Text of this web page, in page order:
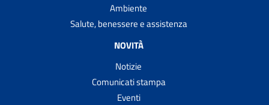
Ambiente
Salute, benessere e assistenza
NOVITÀ
Notizie
Comunicati stampa
Eventi